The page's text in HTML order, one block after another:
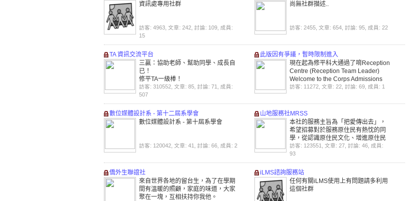
資訊處專用社群
訪客: 4963, 文章: 242, 討論: 109, 成員:
15
尚無社群描述..
訪客: 2455, 文章: 654, 討論: 95, 成員: 22
TA 資訊交流平台
三贏：協助老師、幫助同學、成長自
已！
修平TA一級棒！
請以Pis or Sis帳號密碼登入
訪客: 310552, 文章: 85, 討論: 71, 成員:
507
此版因有爭議，暫時限制進入
現在起為修平科大通過了唷Reception
Centre (Reception Team Leader)
Welcome to the Corps Admissions
Section, in this
訪客: 11272, 文章: 22, 討論: 69, 成員: 1
數位媒體設計系 - 第十二屆系學會
數位媒體設計系 - 第十屆系學會
訪客: 120042, 文章: 41, 討論: 66, 成員: 2
山地服務社MRSS
本社的服務主旨為「把愛傳出去」，
希望招募對於服務原住民有熱忱的同
學，從認識原住民文化、增進原住民
文化交流及提升偏遠地區數位學習落
差為主旨。大學生除了課業之外，能
利用課餘時間參與服務性質的活動，
深入部落關懷原住民，可以在服務中
學習到愛與服務的真諦。
訪客: 123551, 文章: 27, 討論: 46, 成員:
93
僑外生聯誼社
來自世界各地的留台生，為了在學期
間有溫暖的照顧，家庭的味道，大家
聚在一塊，互相扶持你我他。
iLMS諮詢服務站
任何有關iLMS使用上有問題請多利用
這個社群